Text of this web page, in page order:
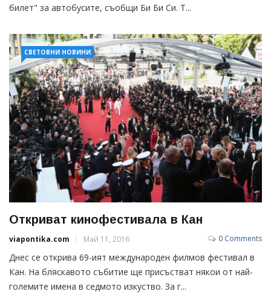
билет" за автобусите, съобщи Би Би Си. Т...
СВЕТОВНИ НОВИНИ
Откриват кинофестивала в Кан
viapontika.com Май 11, 2016 0 Comments
Днес се открива 69-ият международен филмов фестивал в
Кан. На бляскавото събитие ще присъстват някои от най-
големите имена в седмото изкуство. За г...